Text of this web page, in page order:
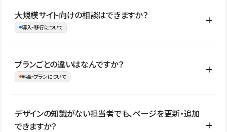
はい。既存サイトの構成やコンテンツ、URLを整理したうえで、
Studio上に再構築する形で移行できます。 WordPressの場合は、
イト全体のデザインや設定がそのまま移行されるわけではないた
め、移行後にページ構成やデザイン、CMS設計、URL・リダイレク
大規模サイト向けの相談はできますか？
導入・移行について
はい。アクセス規模が大きいサイトや、複数部門での運用、権限管
理、セキュリティ確認、既存システムとの連携など、個別の要件が
ない段階でも、お問い合わせください。
お問合せはこちら
プランごとの違いはなんですか？
料金・プランについて
公開ページ数、バージョン履歴の期間、CMS利用数の上限、権限
管理の有無などがプランごとに異なります。詳しくは料金プランペ
デザインの知識がない担当者でも、ページを更新・追加
できますか？